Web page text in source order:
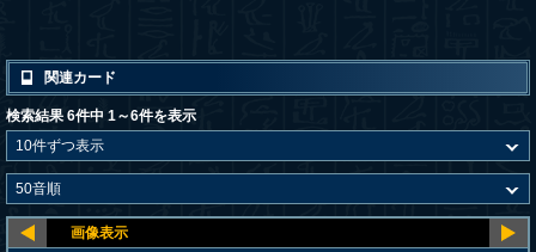
関連カード
検索結果 6件中 1～6件を表示